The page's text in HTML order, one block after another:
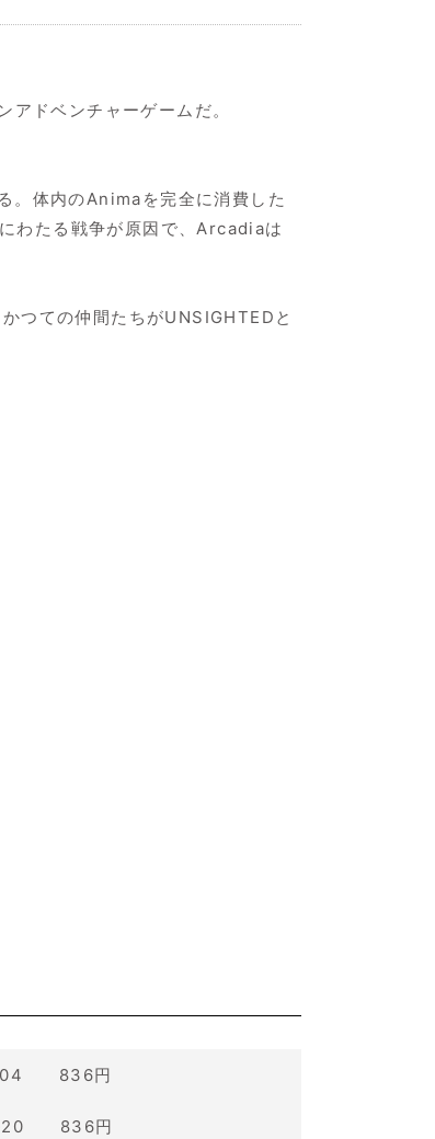
ドベンチャーゲームだ。
。体内のAnimaを完全に消費した
わたる戦争が原因で、Arcadiaは
つての仲間たちがUNSIGHTEDと
04 836円
20 836円